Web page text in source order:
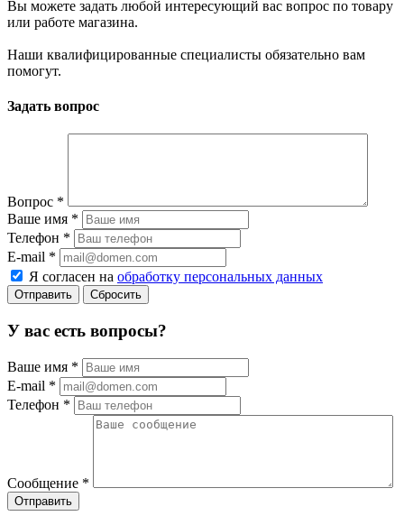
Вы можете задать любой интересующий вас вопрос по товару
или работе магазина.
Наши квалифицированные специалисты обязательно вам
помогут.
Задать вопрос
Вопрос *
Ваше имя *
Телефон *
E-mail *
Я согласен на обработку персональных данных
Сбросить
У вас есть вопросы?
Ваше имя *
E-mail *
Телефон *
Сообщение *